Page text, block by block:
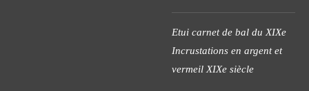
Etui carnet de bal du XIXe
Incrustations en argent et
vermeil XIXe siècle